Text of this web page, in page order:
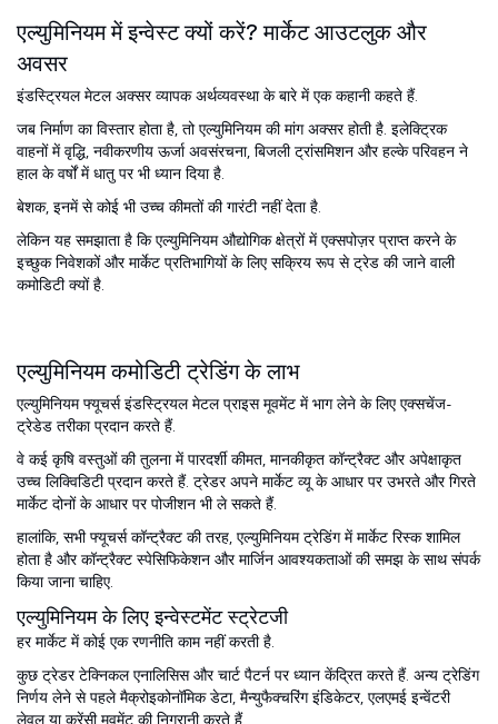
एल्युमिनियम में इन्वेस्ट क्यों करें? मार्केट आउटलुक और
अवसर
इंडस्ट्रियल मेटल अक्सर व्यापक अर्थव्यवस्था के बारे में एक कहानी कहते हैं.
जब निर्माण का विस्तार होता है, तो एल्युमिनियम की मांग अक्सर होती है. इलेक्ट्रिक
वाहनों में वृद्धि, नवीकरणीय ऊर्जा अवसंरचना, बिजली ट्रांसमिशन और हल्के परिवहन ने
हाल के वर्षों में धातु पर भी ध्यान दिया है.
बेशक, इनमें से कोई भी उच्च कीमतों की गारंटी नहीं देता है.
लेकिन यह समझाता है कि एल्युमिनियम औद्योगिक क्षेत्रों में एक्सपोज़र प्राप्त करने के
इच्छुक निवेशकों और मार्केट प्रतिभागियों के लिए सक्रिय रूप से ट्रेड की जाने वाली
कमोडिटी क्यों है.
एल्युमिनियम कमोडिटी ट्रेडिंग के लाभ
एल्युमिनियम फ्यूचर्स इंडस्ट्रियल मेटल प्राइस मूवमेंट में भाग लेने के लिए एक्सचेंज-
ट्रेडेड तरीका प्रदान करते हैं.
वे कई कृषि वस्तुओं की तुलना में पारदर्शी कीमत, मानकीकृत कॉन्ट्रैक्ट और अपेक्षाकृत
उच्च लिक्विडिटी प्रदान करते हैं. ट्रेडर अपने मार्केट व्यू के आधार पर उभरते और गिरते
मार्केट दोनों के आधार पर पोजीशन भी ले सकते हैं.
हालांकि, सभी फ्यूचर्स कॉन्ट्रैक्ट की तरह, एल्युमिनियम ट्रेडिंग में मार्केट रिस्क शामिल
होता है और कॉन्ट्रैक्ट स्पेसिफिकेशन और मार्जिन आवश्यकताओं की समझ के साथ संपर्क
किया जाना चाहिए.
एल्युमिनियम के लिए इन्वेस्टमेंट स्ट्रेटजी
हर मार्केट में कोई एक रणनीति काम नहीं करती है.
कुछ ट्रेडर टेक्निकल एनालिसिस और चार्ट पैटर्न पर ध्यान केंद्रित करते हैं. अन्य ट्रेडिंग
निर्णय लेने से पहले मैक्रोइकोनॉमिक डेटा, मैन्युफैक्चरिंग इंडिकेटर, एलएमई इन्वेंटरी
लेवल या करेंसी मूवमेंट की निगरानी करते हैं.